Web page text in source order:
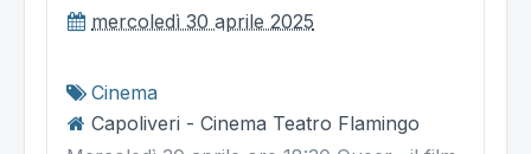
mercoledì 30 aprile 2025
Cinema
Capoliveri - Cinema Teatro Flamingo